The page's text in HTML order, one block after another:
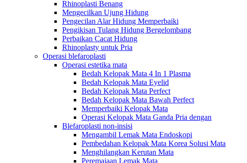
Rhinoplasti Benang
Mengecilkan Ujung Hidung
Pengecilan Alar Hidung Memperbaiki
Pengikisan Tulang Hidung Bergelombang
Perbaikan Cacat Hidung
Rhinoplasty untuk Pria
Operasi blefaroplasti
Operasi estetika mata
Bedah Kelopak Mata 4 In 1 Plasma
Bedah Kelopak Mata Eyelid
Bedah Kelopak Mata Perfect
Bedah Kelopak Mata Bawah Perfect
Memperbaiki Kelopak Mata
Operasi Kelopak Mata Ganda Pria dengan
Blefaroplasti non-insisi
Mengambil Lemak Mata Endoskopi
Pembedahan Kelopak Mata Korea Solusi Mata
Menghilangkan Kerutan Mata
Peremajaan Lemak Mata